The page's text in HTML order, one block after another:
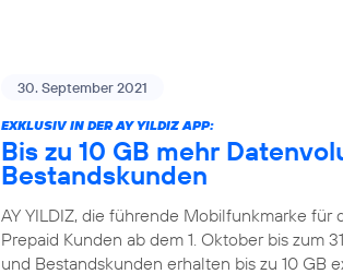
30. September 2021
EXKLUSIV IN DER AY YILDIZ APP:
Bis zu 10 GB mehr
Bestandskunden
AY YILDIZ, die führende Mobilfunkmarke
Prepaid Kunden ab dem 1. Oktober bis zum
und Bestandskunden erhalten bis zu 10 GB